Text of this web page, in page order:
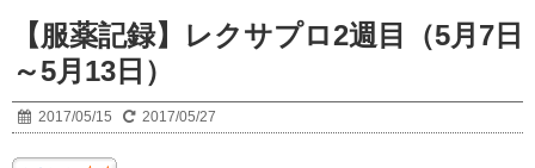
【服薬記録】レクサプロ2週目（5月7日
～5月13日）
2017/05/15 2017/05/27